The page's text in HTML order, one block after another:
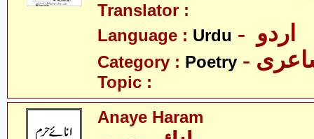
Translator :
Language : Urdu
Category : Poetry
Topic :
Anaye Haram